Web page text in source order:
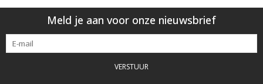
Meld je aan voor onze nieuwsbrief
VERSTUUR